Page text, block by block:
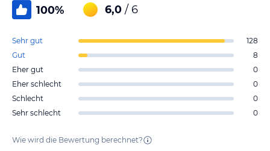
100% 6,0 / 6
Sehr gut
128
Gut
8
Eher gut
0
Eher schlecht
0
Schlecht
0
Sehr schlecht
0
Wie wird die Bewertung berechnet?